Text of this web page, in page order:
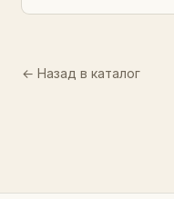
← Назад в каталог